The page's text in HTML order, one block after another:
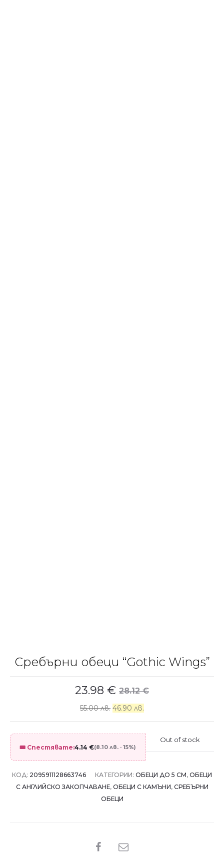
Сребърни обеци “Gothic Wings”
28.12€
23.98 €
55.00 лв. 46.90 лв.
🎟️ Спестявате:4.14€(8.10 лв. · 15%)
Out of stock
КОД: 2095911128663746 КАТЕГОРИИ: ОБЕЦИ ДО 5 СМ, ОБЕЦИ
С АНГЛИЙСКО ЗАКОПЧАВАНЕ, ОБЕЦИ С КАМЪНИ, СРЕБЪРНИ
ОБЕЦИ
SHARE